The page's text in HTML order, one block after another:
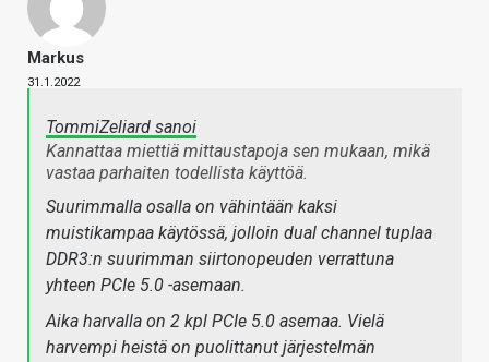
Markus
31.1.2022
TommiZeliard sanoi
Kannattaa miettiä mittaustapoja sen mukaan, mikä
vastaa parhaiten todellista käyttöä.
Suurimmalla osalla on vähintään kaksi
muistikampaa käytössä, jolloin dual channel tuplaa
DDR3:n suurimman siirtonopeuden verrattuna
yhteen PCIe 5.0 -asemaan.
Aika harvalla on 2 kpl PCIe 5.0 asemaa. Vielä
harvempi heistä on puolittanut järjestelmän